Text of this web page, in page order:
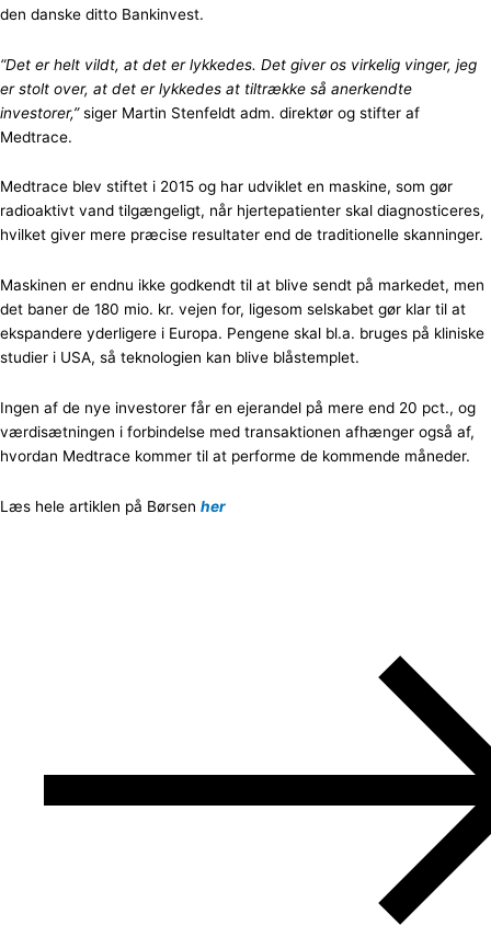
den danske ditto Bankinvest.
“Det er helt vildt, at det er lykkedes. Det giver os virkelig vinger, jeg
er stolt over, at det er lykkedes at tiltrække så anerkendte
investorer,”siger Martin Stenfeldt adm. direktør og stifter af
Medtrace.
Medtrace blev stiftet i 2015 og har udviklet en maskine, som gør
radioaktivt vand tilgængeligt, når hjertepatienter skal diagnosticeres,
hvilket giver mere præcise resultater end de traditionelle skanninger.
Maskinen er endnu ikke godkendt til at blive sendt på markedet, men
det baner de 180 mio. kr. vejen for, ligesom selskabet gør klar til at
ekspandere yderligere i Europa. Pengene skal bl.a. bruges på kliniske
studier i USA, så teknologien kan blive blåstemplet.
Ingen af de nye investorer får en ejerandel på mere end 20 pct., og
værdisætningen i forbindelse med transaktionen afhænger også af,
hvordan Medtrace kommer til at performe de kommende måneder.
Læs hele artiklen på Børsen her